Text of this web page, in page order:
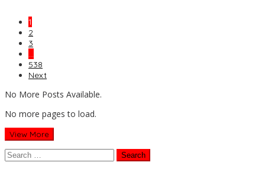
1
2
3
…
538
Next
No More Posts Available.
No more pages to load.
View More
Search
for: